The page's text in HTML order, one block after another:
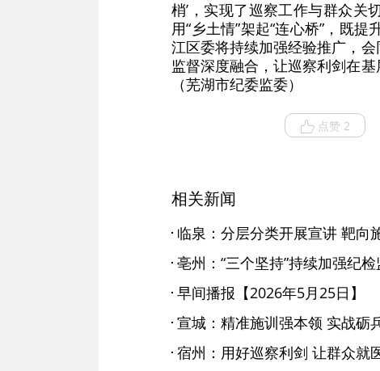
梢’，实现了巡察工作与群众关
用“乡土情”架起“连心桥”，既
江区委将持续加强经验推广，
监督深度融合，让巡察利剑在
（芜湖市纪委监委）
点赞 2
相关新闻
临泉：分层分类开展宣讲 靶向
亳州：“三个坚持”持续加强纪
早间播报【2026年5月25日】
宣城：精准施训强本领 实战砺
宿州：用好巡察利剑 让群众就